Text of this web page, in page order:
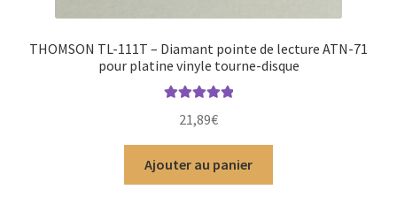
THOMSON TL-111T – Diamant pointe de lecture ATN-71
pour platine vinyle tourne-disque
5
21,89€
Ajouter au panier